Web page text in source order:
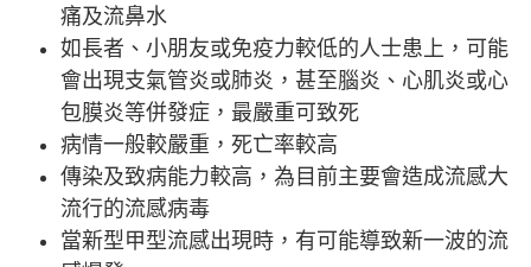
痛及流鼻水
如長者、小朋友或免疫力較低的人士患上，可能
會出現支氣管炎或肺炎，甚至腦炎、心肌炎或心
包膜炎等併發症，最嚴重可致死
病情一般較嚴重，死亡率較高
傳染及致病能力較高，為目前主要會造成流感大
流行的流感病毒
當新型甲型流感出現時，有可能導致新一波的流